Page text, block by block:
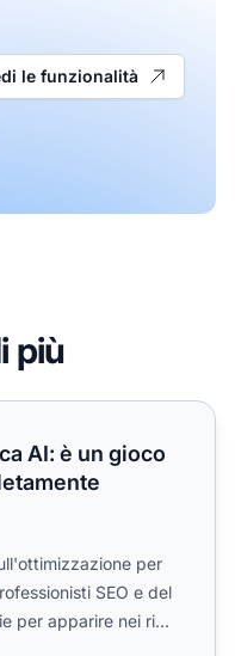
le funzionalità
più
gioco di
AI: è un gioco
per
SEO e del
per apparire nei ri...